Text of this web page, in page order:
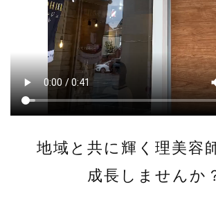
地域と共に輝く理美容
成長しませんか